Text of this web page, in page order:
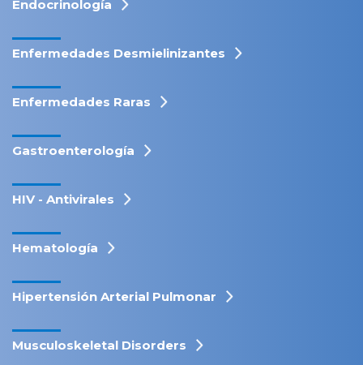
Endocrinología
Enfermedades Desmielinizantes
Enfermedades Raras
Gastroenterología
HIV - Antivirales
Hematología
Hipertensión Arterial Pulmonar
Musculoskeletal Disorders